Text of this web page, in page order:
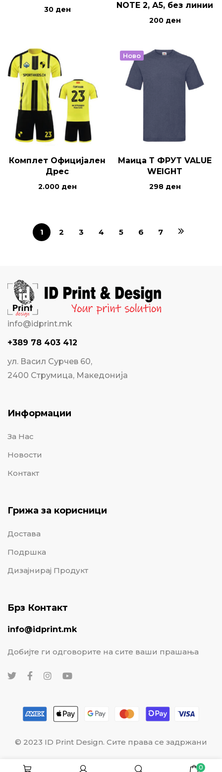
30 ден
NOTE 2, А5, без линии
200 ден
Комплет Официјален
Дрес
2.000 ден
Ново
Маица Т ФРУТ VALUE
WEIGHT
298 ден
1 2 3 4 5 6 7
info@idprint.mk
+389 78 403 412
ул. Васил Сурчев 60,
2400 Струмица, Македонија
Информации
За Нас
Новости
Контакт
Грижа за корисници
Достава
Подршка
Дизајнирај Продукт
Брз Контакт
info@idprint.mk
Добијте ги одговорите на сите ваши прашања
© 2023 ID Print Design. Сите права се задржани
0